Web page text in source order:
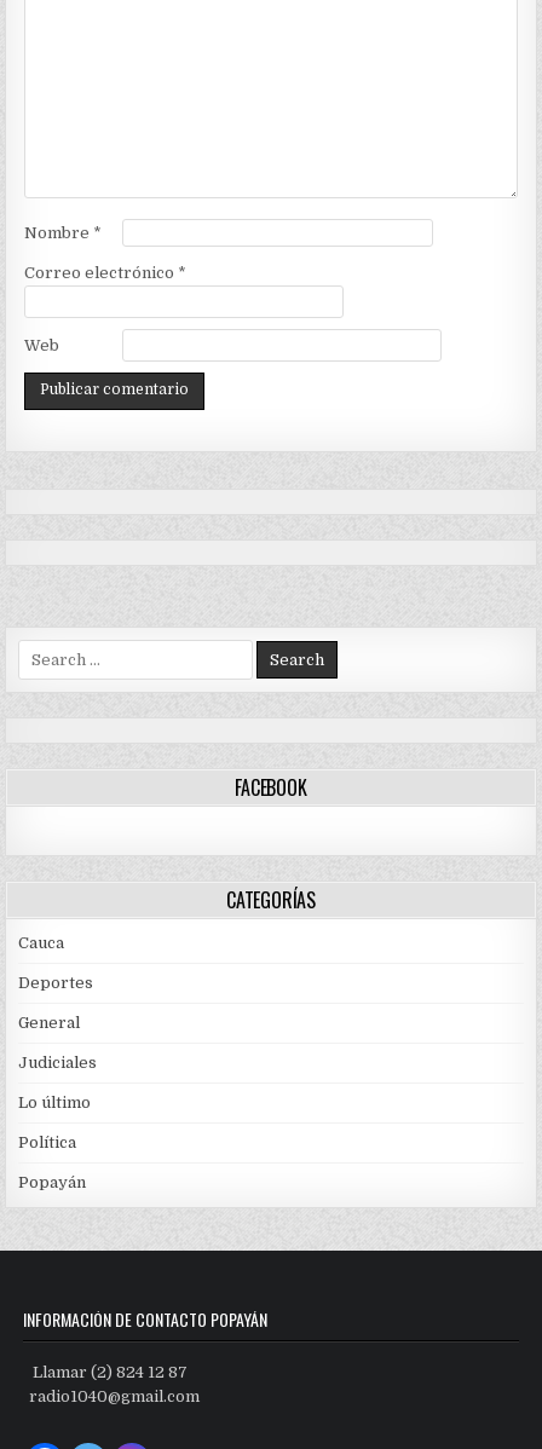
Nombre *
Correo electrónico *
Web
Search
for:
FACEBOOK
CATEGORÍAS
Cauca
Deportes
General
Judiciales
Lo último
Política
Popayán
INFORMACIÓN DE CONTACTO POPAYÁN
Llamar (2) 824 12 87
radio1040@gmail.com